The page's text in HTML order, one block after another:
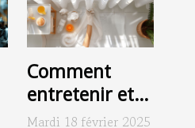
Comment
entretenir et
nettoyer
Mardi 18 février 2025